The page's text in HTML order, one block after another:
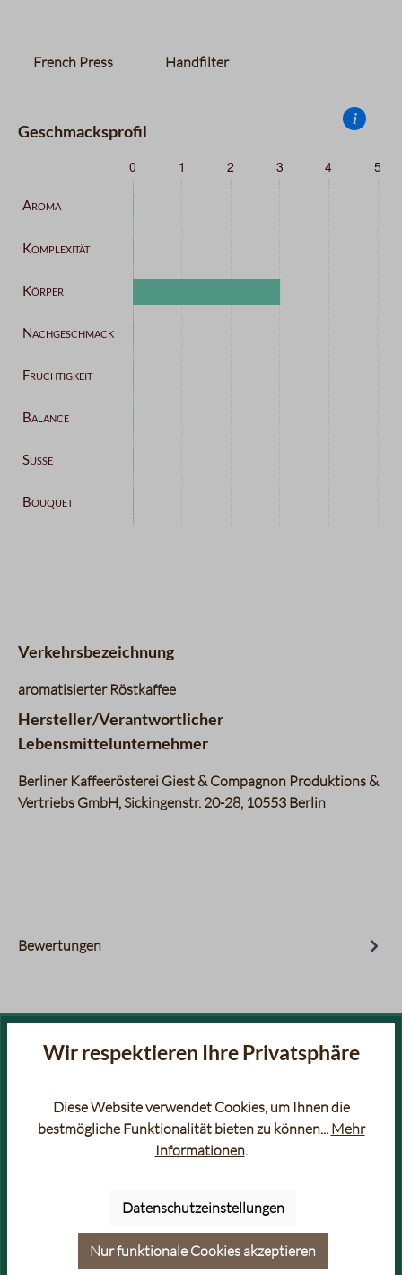
French Press Handfilter
Geschmacksprofil
i
Verkehrsbezeichnung
aromatisierter Röstkaffee
Hersteller/Verantwortlicher
Lebensmittelunternehmer
Berliner Kaffeerösterei Giest & Compagnon Produktions &
Vertriebs GmbH, Sickingenstr. 20-28, 10553 Berlin
Bewertungen
FILTERKAFFEE ESPRESSO
FILTERKAFFEE RARITÄTEN
AROMATISIERTER KAFFEE &
ESPRESSO
VOLLAUTOMATEN KAFFEE &
ESPRESSO
GOLDPRÄMIERTER KAFFEE &
ESPRESSO
Wir respektieren Ihre Privatsphäre
Diese Website verwendet Cookies, um Ihnen die
bestmögliche Funktionalität bieten zu können... Mehr
Informationen.
Datenschutzeinstellungen
Nur funktionale Cookies akzeptieren